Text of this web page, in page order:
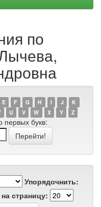
по
E F G H I J
K
U V W X Y Z
первых букв:
Упорядочнить:
страницу: